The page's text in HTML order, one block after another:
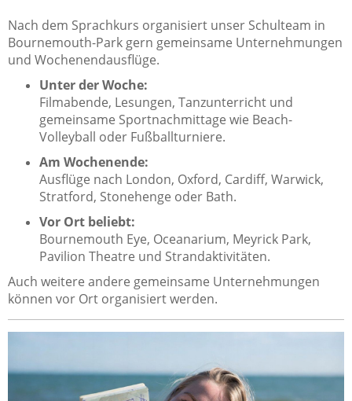
Nach dem Sprachkurs organisiert unser Schulteam in
Bournemouth-Park gern gemeinsame Unternehmungen
und Wochenendausflüge.
Unter der Woche:
Filmabende, Lesungen, Tanzunterricht und
gemeinsame Sportnachmittage wie Beach-
Volleyball oder Fußballturniere.
Am Wochenende:
Ausflüge nach London, Oxford, Cardiff, Warwick,
Stratford, Stonehenge oder Bath.
Vor Ort beliebt:
Bournemouth Eye, Oceanarium, Meyrick Park,
Pavilion Theatre und Strandaktivitäten.
Auch weitere andere gemeinsame Unternehmungen
können vor Ort organisiert werden.